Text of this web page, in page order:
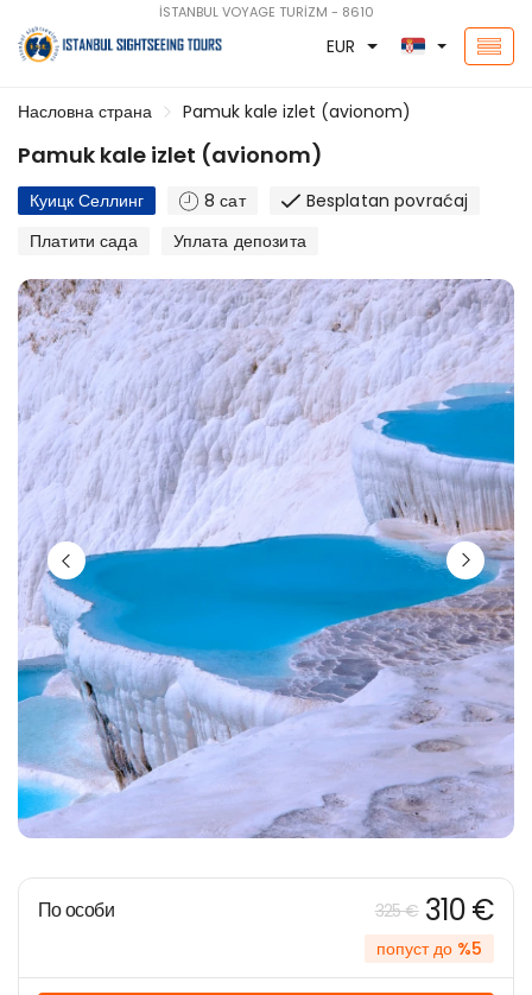
İSTANBUL VOYAGE TURİZM - 8610
EUR
Насловна страна Pamuk kale izlet (avionom)
Pamuk kale izlet (avionom)
Куицк Селлинг 8 сат
Besplatan povraćaj
Платити сада
Уплата депозита
По особи 325 € 310 €
попуст до %5